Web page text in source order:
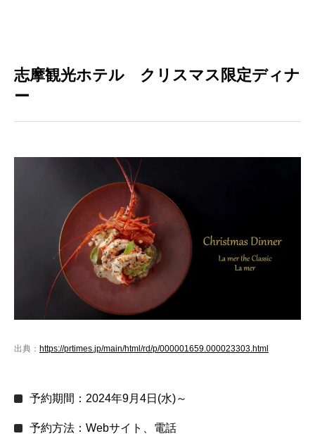
志摩観光ホテル クリスマス限定ディナ
ー
出典： https://prtimes.jp/main/html/rd/p/000001659.000023303.html
予約期間：2024年9月4日(水)～
予約方法：Webサイト、電話